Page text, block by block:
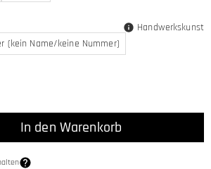
(kein Name/keine Nummer)
Handwerkskunst
In den Warenkorb